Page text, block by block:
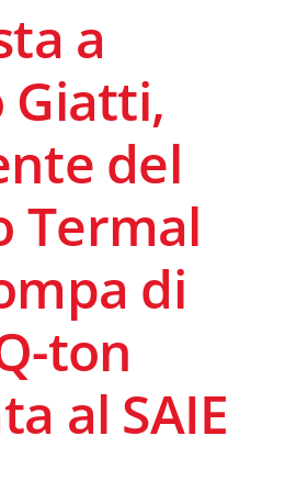
a
Giatti,
del
Termal
di
ton
al SAIE